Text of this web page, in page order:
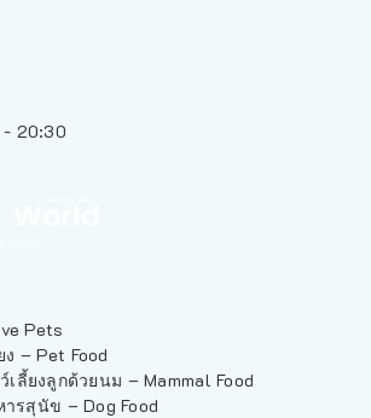
- 20:30
Pets
– Pet Food
เลี้ยงลูกด้วยนม – Mammal Food
ารสุนัข – Dog Food